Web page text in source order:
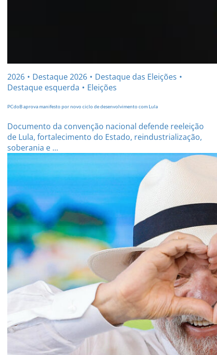
2026 Destaque 2026
Destaque das Eleições
Destaque esquerda
Eleições
PCdoB aprova manifesto por novo ciclo de desenvolvimento com Lula
Documento da convenção nacional defende reeleição
de Lula, fortalecimento do Estado, reindustrialização,
soberania e ...